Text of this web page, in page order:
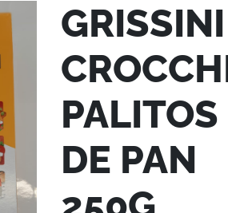
GRISSINI
PALITOS
DE PAN